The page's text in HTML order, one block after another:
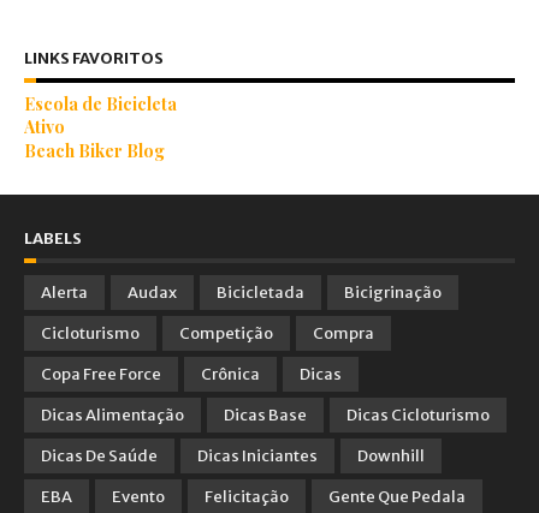
LINKS FAVORITOS
Escola de Bicicleta
Ativo
Beach Biker Blog
LABELS
Alerta Audax Bicicletada
Bicigrinação
Cicloturismo
Competição
Compra
Copa Free Force
Crônica
Dicas
Dicas Alimentação
Dicas Base
Dicas Cicloturismo
Dicas De Saúde
Dicas Iniciantes
Downhill
EBA
Evento Felicitação
Gente Que Pedala